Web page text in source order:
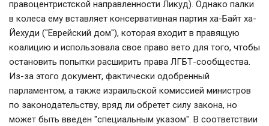
правоцентристской направленности Ликуд). Однако палки
в колеса ему вставляет консервативная партия ха-Байт ха-
Йехуди ("Еврейский дом"), которая входит в правящую
коалицию и использовала свое право вето для того, чтобы
остановить попытки расширить права ЛГБТ-сообщества.
Из-за этого документ, фактически одобренный
парламентом, а также израильской комиссией министров
по законодательству, вряд ли обретет силу закона, но
может быть введен "специальным указом". В соответствии